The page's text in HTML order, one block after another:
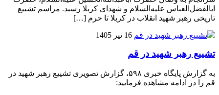
ابالفضل‌العباس علیه‌السلام و شهدای کربلا رسید. مراسم تشییع
تاریخی رهبر شهید انقلاب در کربلا تا حرم […]
16 تیر 1405
تشییع رهبر شهید در قم
به گزارش پایگاه خبری ۵۹۸، گزارش تصویری تشییع رهبر شهید در
قم را در ادامه مشاهده فرمایید: